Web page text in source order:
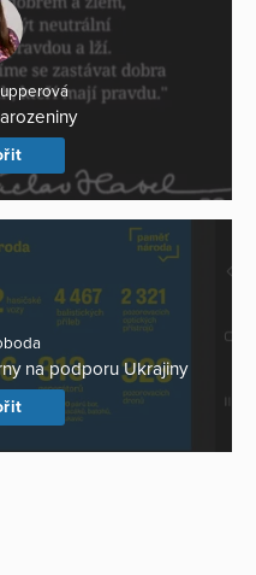
na podporu Ukrajiny